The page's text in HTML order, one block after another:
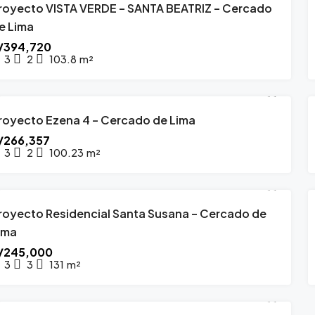
PROYECTO INMOBILIARIO ENTREGA INMEDIATA
VISTA VERDE – SANTA BEATRIZ – Cercado
Lima
394,720
3 2 103.8 m²
PROYECTO INMOBILIARIO
Ezena 4 – Cercado de Lima
266,357
3 2 100.23 m²
PROYECTO INMOBILIARIO SETIEMBRE 2027
Residencial Santa Susana – Cercado de
245,000
3 3 131 m²
DÚPLEX EN SAN ISIDRO CON
A PARQUE | AV. ANGAMOS OESTE | 4
| 6 COCHERAS
DEPARTAMENTO
FLAT,